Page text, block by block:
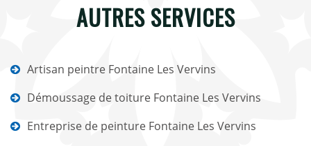
AUTRES SERVICES
Artisan peintre Fontaine Les Vervins
Démoussage de toiture Fontaine Les Vervins
Entreprise de peinture Fontaine Les Vervins